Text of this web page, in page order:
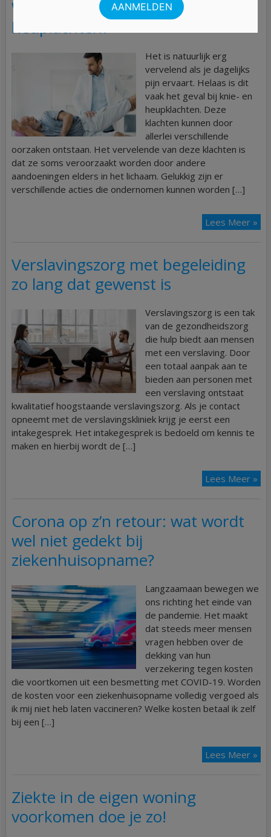
Wat is nodig bij knie- of
heuplachten?
Het is natuurlijk erg
vervelend als je dagelijks
pijn ervaart. Helaas is dit
vaak het geval bij knie- en
heupklachten. Deze
klachten kunnen door
allerlei verschillende
oorzaken ontstaan. Het vervelende van deze klachten is
dat ze soms veroorzaakt worden door andere
aandoeningen elders in het lichaam. Gelukkig zijn er
verschillende acties die ondernomen kunnen worden […]
Lees Meer »
Verslavingszorg met begeleiding
zo lang dat gewenst is
Verslavingszorg is een tak
van de gezondheidszorg
die hulp biedt aan mensen
met een verslaving. Door
een totaal aanpak aan te
bieden aan personen met
een verslaving ontstaat
kwalitatief hoogstaande verslavingszorg. Als je contact
opneemt met de verslavingskliniek krijg je eerst een
intakegesprek. Het intakegesprek is bedoeld om kennis te
maken en hierbij wordt de […]
Lees Meer »
Corona op z’n retour: wat wordt
wel niet gedekt bij
ziekenhuisopname?
Langzaamaan bewegen we
ons richting het einde van
de pandemie. Het maakt
dat steeds meer mensen
vragen hebben over de
dekking van hun
verzekering tegen kosten
die voortkomen uit een besmetting met COVID-19. Worden
de kosten voor een ziekenhuisopname volledig vergoed als
ik mij niet heb laten vaccineren? Welke kosten betaal ik zelf
bij een […]
Lees Meer »
Ziekte in de eigen woning
voorkomen doe je zo!